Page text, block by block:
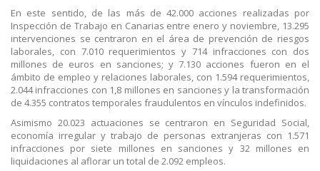
En este sentido, de las más de 42.000 acciones realizadas por
Inspección de Trabajo en Canarias entre enero y noviembre, 13.295
intervenciones se centraron en el área de prevención de riesgos
laborales, con 7.010 requerimientos y 714 infracciones con dos
millones de euros en sanciones; y 7.130 acciones fueron en el
ámbito de empleo y relaciones laborales, con 1.594 requerimientos,
2.044 infracciones con 1,8 millones en sanciones y la transformación
de 4.355 contratos temporales fraudulentos en vínculos indefinidos.
Asimismo 20.023 actuaciones se centraron en Seguridad Social,
economía irregular y trabajo de personas extranjeras con 1.571
infracciones por siete millones en sanciones y 32 millones en
liquidaciones al aflorar un total de 2.092 empleos.